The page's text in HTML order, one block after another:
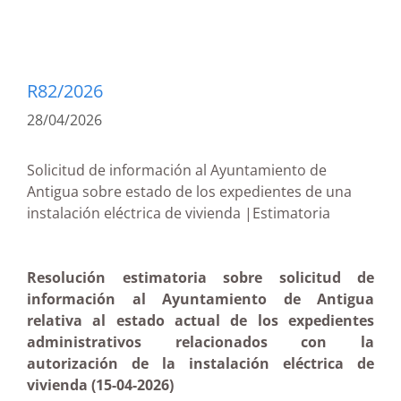
R82/2026
28/04/2026
Solicitud de información al Ayuntamiento de
Antigua sobre estado de los expedientes de una
instalación eléctrica de vivienda |Estimatoria
Resolución estimatoria sobre solicitud de
información al Ayuntamiento de Antigua
relativa al estado actual de los expedientes
administrativos relacionados con la
autorización de la instalación eléctrica de
vivienda (15-04-2026)